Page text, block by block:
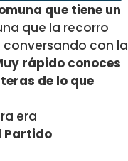
que tiene un
que la recorro
con la
rápido conoces
de lo que
era
Partido